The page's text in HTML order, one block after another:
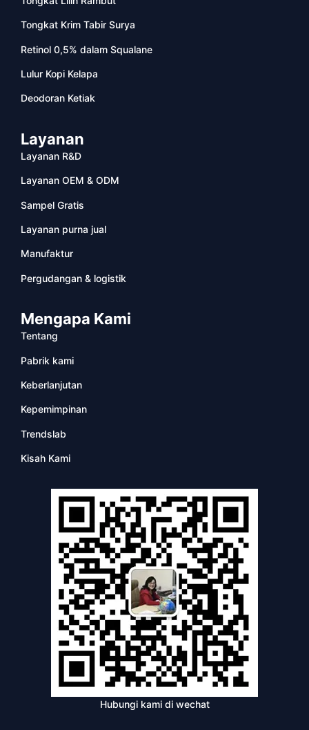
Tongkat Krim Tabir Surya
Retinol 0,5% dalam Squalane
Lulur Kopi Kelapa
Deodoran Ketiak
Layanan
Layanan R&D
Layanan OEM & ODM
Sampel Gratis
Layanan purna jual
Manufaktur
Pergudangan & logistik
Mengapa Kami
Tentang
Pabrik kami
Keberlanjutan
Kepemimpinan
Trendslab
Kisah Kami
Hubungi kami di wechat